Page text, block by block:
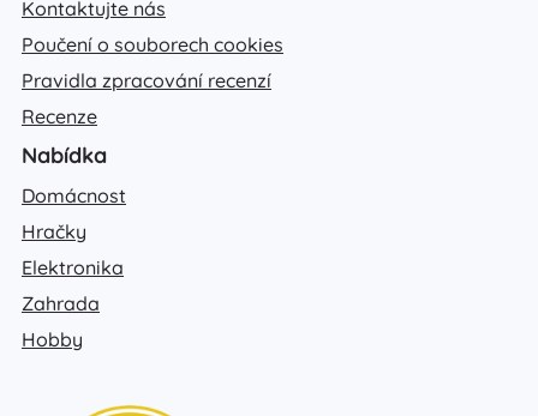
Kontaktujte nás
Poučení o souborech cookies
Pravidla zpracování recenzí
Recenze
Nabídka
Domácnost
Hračky
Elektronika
Zahrada
Hobby